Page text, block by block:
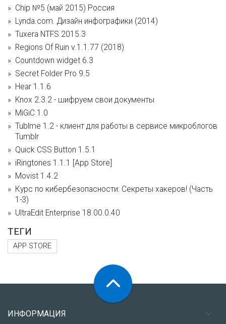
Chip №5 (май 2015) Россия
Lynda.com. Дизайн инфографики (2014)
Tuxera NTFS 2015.3
Regions Of Ruin v.1.1.77 (2018)
Countdown widget 6.3
Secret Folder Pro 9.5
Hear 1.1.6
Knox 2.3.2 - шифруем свои документы
MiGiC 1.0
Tublme 1.2 - клиент для работы в сервисе микроблогов
Tumblr
Quick CSS Button 1.5.1
iRingtones 1.1.1 [App Store]
Movist 1.4.2
Курс по кибербезопасности: Секреты хакеров! (Часть
1-3)
UltraEdit Enterprise 18.00.0.40
ТЕГИ
APP STORE
ИНФОРМАЦИЯ